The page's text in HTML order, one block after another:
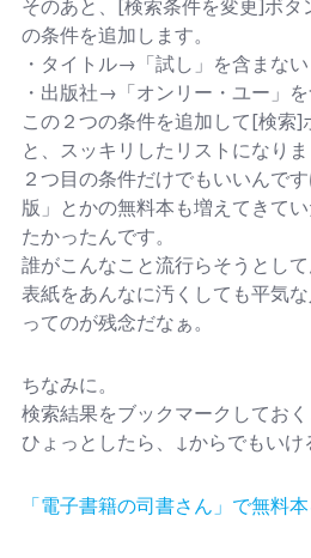
そのあと、[検索条件を変更]ボタ
の条件を追加します。
・タイトル→「試し」を含まない
・出版社→「オンリー・ユー」
この２つの条件を追加して[検索]
と、スッキリしたリストになりま
２つ目の条件だけでもいいんで
版」とかの無料本も増えてきて
たかったんです。
誰がこんなこと流行らそうとして
表紙をあんなに汚くしても平気
ってのが残念だなぁ。
ちなみに。
検索結果をブックマークしておく
ひょっとしたら、↓からでもいけ
「電子書籍の司書さん」で無料